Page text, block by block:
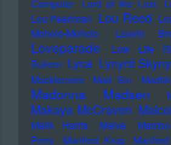
Computer
Lord of the Lost
Lou Pearlman Lou Reed
Moholo-Moholo
Louvin
Loveparade Low Life
Bukem Lyca Lynyrd
Macklemore
Mad Sin Madlib
Madonna
Madsen
Makaya McCraven
Malik Harris Malva
Perry
Manfred Krug